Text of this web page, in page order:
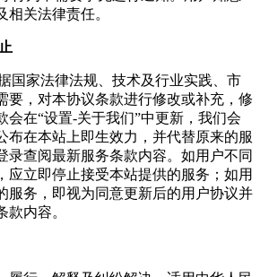
关法律责任。
国家法律法规、技术及行业实践、市
要，对本协议条款进行修改或补充，修
会在“设置-关于我们”中更新，我们会
布在本站上即生效力，并代替原来的服
录查阅最新服务条款内容。如用户不同
应立即停止接受本站提供的服务；如用
服务，即视为同意更新后的用户协议并
内容。